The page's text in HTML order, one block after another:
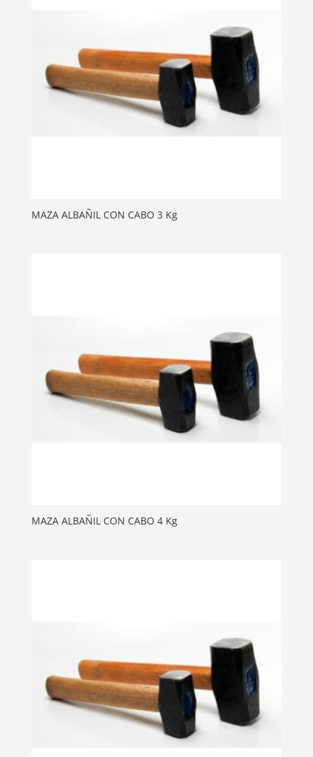
MAZA ALBAÑIL CON CABO 3 Kg
MAZA ALBAÑIL CON CABO 4 Kg